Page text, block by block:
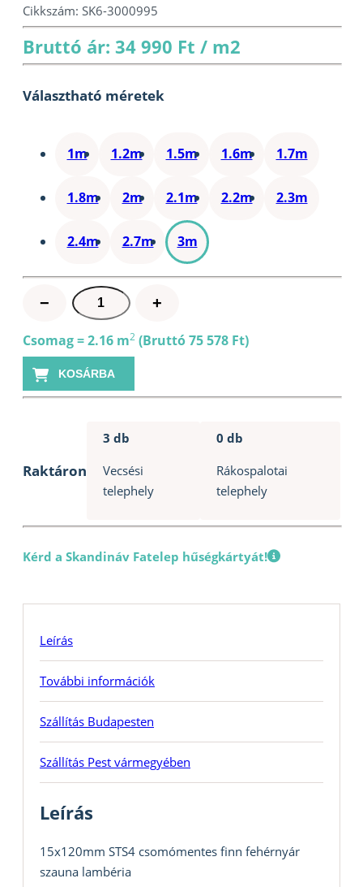
Cikkszám: SK6-3000995
Bruttó ár: 34 990 Ft / m2
Választható méretek
1m 1.2m 1.5m 1.6m 1.7m
1.8m 2m 2.1m 2.2m 2.3m
2.4m 2.7m 3m
−
Szauna
lambéria
15x120mm
Finn
fehérnyár
STS4
+
Csomag = 2.16 m2 (Bruttó 75 578 Ft)
KOSÁRBA
Raktáron
3 db
Vecsési
telephely
0 db
Rákospalotai
telephely
Kérd a Skandináv Fatelep hűségkártyát!
Leírás
További információk
Szállítás Budapesten
Szállítás Pest vármegyében
Leírás
15x120mm STS4 csomómentes finn fehérnyár
szauna lambéria